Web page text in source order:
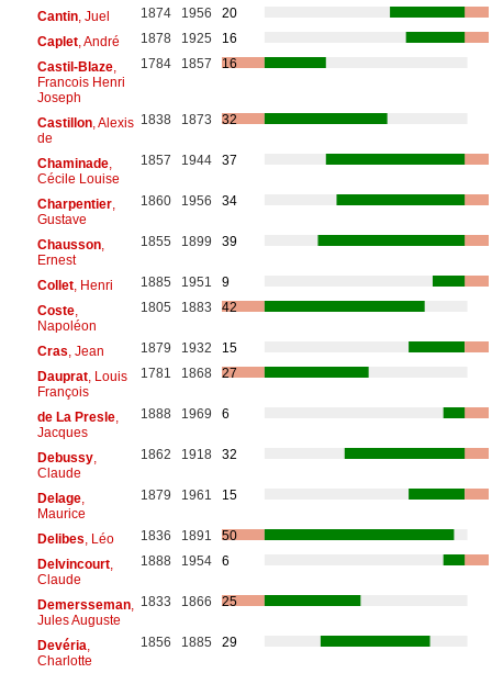
Cantin, Juel 1874 1956
20
Caplet, André 1878 1925
16
Castil-Blaze,
Francois Henri
Joseph
1784 1857 16
Castillon, Alexis
de
1838 1873 32
Chaminade,
Cécile Louise
1857 1944 37
Charpentier,
Gustave
1860 1956 34
Chausson,
Ernest
1855 1899 39
Collet, Henri 1885 1951
9
Coste,
Napoléon
1805 1883 42
Cras , Jean 1879 1932
15
Dauprat, Louis
François
1781 1868 27
de La Presle,
Jacques
1888 1969 6
Debussy,
Claude
1862 1918 32
Delage,
Maurice
1879 1961 15
Delibes , Léo 1836 1891
50
Delvincourt,
Claude
1888 1954 6
Demersseman,
Jules Auguste
1833 1866 25
Devéria
Charlotte
1856 1885 29